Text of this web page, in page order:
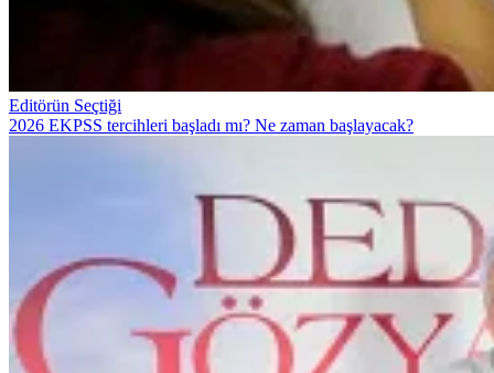
Editörün Seçtiği
2026 EKPSS tercihleri başladı mı? Ne zaman başlayacak?